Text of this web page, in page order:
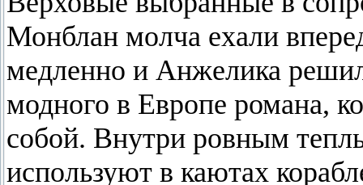
Монблан молча ехали
медленно и Анжелика
модного в Европе романа,
собой. Внутри ровным
используют в каютах